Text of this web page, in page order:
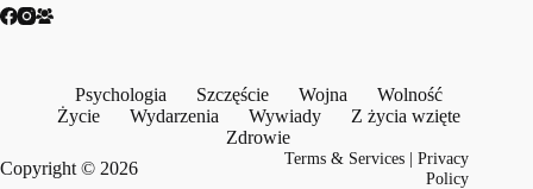
Psychologia Szczęście Wojna
Wolność
Życie
Wydarzenia Wywiady
Z życia wzięte
Zdrowie
Copyright © 2026
Terms & Services |Privacy
Policy